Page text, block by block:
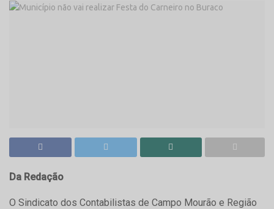
Da Redação
O Sindicato dos Contabilistas de Campo Mourão e Região